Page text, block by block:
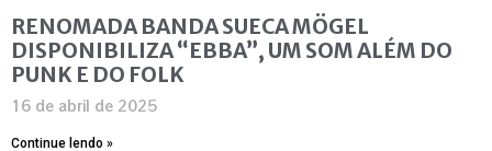
RENOMADA BANDA SUECA MÖGEL
DISPONIBILIZA “EBBA”, UM SOM ALÉM DO
PUNK E DO FOLK
16 de abril de 2025
Continue lendo »